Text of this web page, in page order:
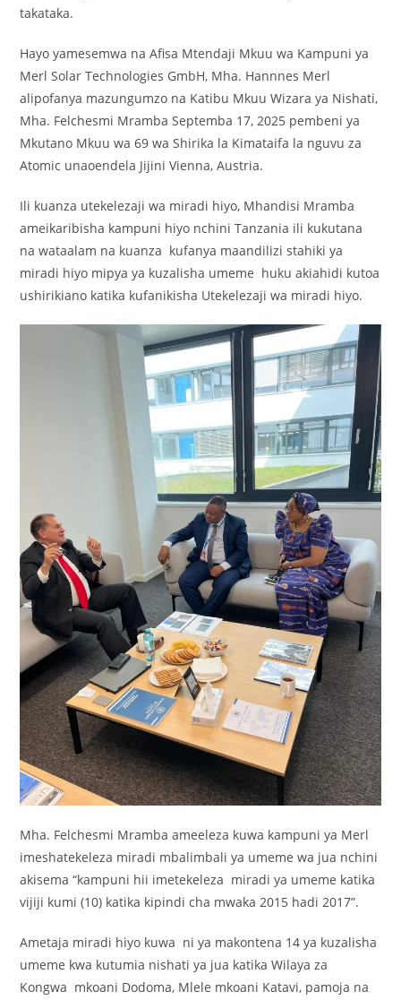
takataka.
Hayo yamesemwa na Afisa Mtendaji Mkuu wa Kampuni ya
Merl Solar Technologies GmbH, Mha. Hannnes Merl
alipofanya mazungumzo na Katibu Mkuu Wizara ya Nishati,
Mha. Felchesmi Mramba Septemba 17, 2025 pembeni ya
Mkutano Mkuu wa 69 wa Shirika la Kimataifa la nguvu za
Atomic unaoendela Jijini Vienna, Austria.
Ili kuanza utekelezaji wa miradi hiyo, Mhandisi Mramba
ameikaribisha kampuni hiyo nchini Tanzania ili kukutana
na wataalam na kuanza kufanya maandilizi stahiki ya
miradi hiyo mipya ya kuzalisha umeme huku akiahidi kutoa
ushirikiano katika kufanikisha Utekelezaji wa miradi hiyo.
Mha. Felchesmi Mramba ameeleza kuwa kampuni ya Merl
imeshatekeleza miradi mbalimbali ya umeme wa jua nchini
akisema “kampuni hii imetekeleza miradi ya umeme katika
vijiji kumi (10) katika kipindi cha mwaka 2015 hadi 2017”.
Ametaja miradi hiyo kuwa ni ya makontena 14 ya kuzalisha
umeme kwa kutumia nishati ya jua katika Wilaya za
Kongwa mkoani Dodoma, Mlele mkoani Katavi, pamoja na